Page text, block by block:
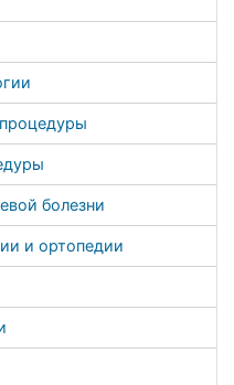
болезни
и ортопедии